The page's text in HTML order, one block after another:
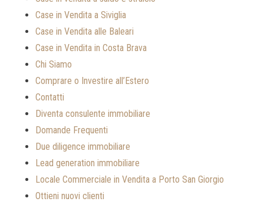
Case in Vendita a Siviglia
Case in Vendita alle Baleari
Case in Vendita in Costa Brava
Chi Siamo
Comprare o Investire all’Estero
Contatti
Diventa consulente immobiliare
Domande Frequenti
Due diligence immobiliare
Lead generation immobiliare
Locale Commerciale in Vendita a Porto San Giorgio
Ottieni nuovi clienti